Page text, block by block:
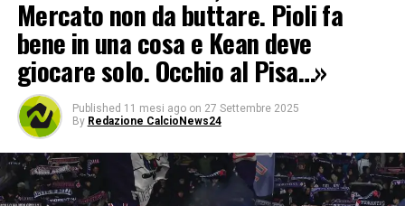
Mercato non da buttare. Pioli fa
bene in una cosa e Kean deve
giocare solo. Occhio al Pisa…»
Published 11 mesi ago on 27 Settembre 2025
By Redazione CalcioNews24